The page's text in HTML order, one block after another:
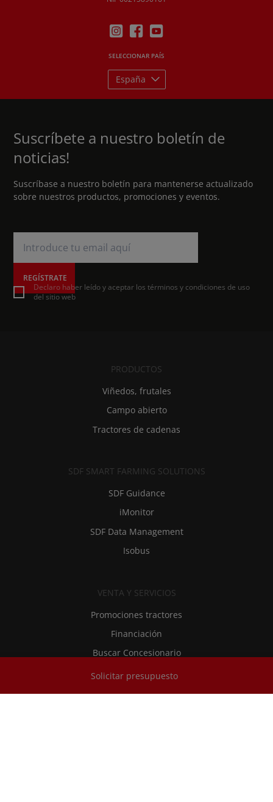
Solicitar presupuesto
SELECCIONAR PAÍS
España
Suscríbete a nuestro boletín de
noticias!
Suscríbase a nuestro boletín para mantenerse actualizado
sobre nuestros productos, promociones y eventos.
REGÍSTRATE
Declaro haber leído y aceptar los términos y condiciones de uso
del sitio web
PRODUCTOS
Viñedos, frutales
Campo abierto
Tractores de cadenas
SDF SMART FARMING SOLUTIONS
SDF Guidance
iMonitor
SDF Data Management
Isobus
VENTA Y SERVICIOS
Promociones tractores
Financiación
Buscar Concesionario
RECAMBIOS Y SERVICIOS